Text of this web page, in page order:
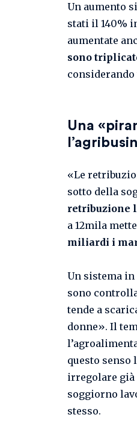
Un aumento
stati il 140%
aumentate
sono
Una
«Le
sotto della
retribuzione
a 12mila
miliardi i
Un sistema
sono
tende a
donne». Il
questo senso
irregolare
soggiorno
stesso.